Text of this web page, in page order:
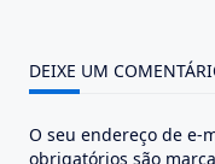
DEIXE UM
O seu endereço de e-
obrigatórios são